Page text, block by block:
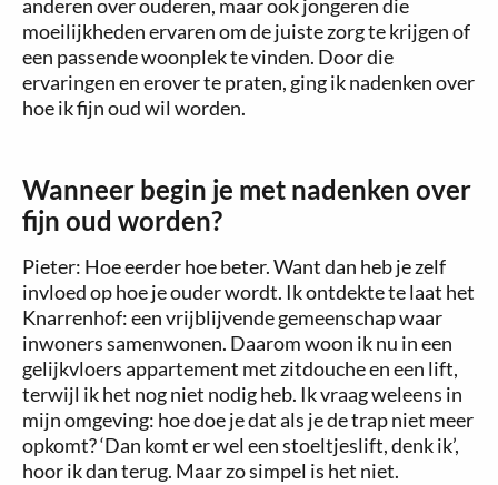
anderen over ouderen, maar ook jongeren die
moeilijkheden ervaren om de juiste zorg te krijgen of
een passende woonplek te vinden. Door die
ervaringen en erover te praten, ging ik nadenken over
hoe ik fijn oud wil worden.
Wanneer begin je met nadenken over
fijn oud worden?
Pieter: Hoe eerder hoe beter. Want dan heb je zelf
invloed op hoe je ouder wordt. Ik ontdekte te laat het
Knarrenhof: een vrijblijvende gemeenschap waar
inwoners samenwonen. Daarom woon ik nu in een
gelijkvloers appartement met zitdouche en een lift,
terwijl ik het nog niet nodig heb. Ik vraag weleens in
mijn omgeving: hoe doe je dat als je de trap niet meer
opkomt? ‘Dan komt er wel een stoeltjeslift, denk ik’,
hoor ik dan terug. Maar zo simpel is het niet.